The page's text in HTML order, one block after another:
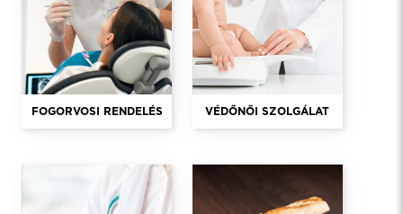
FOGORVOSI RENDELÉS VÉDŐNŐI SZOLGÁLAT